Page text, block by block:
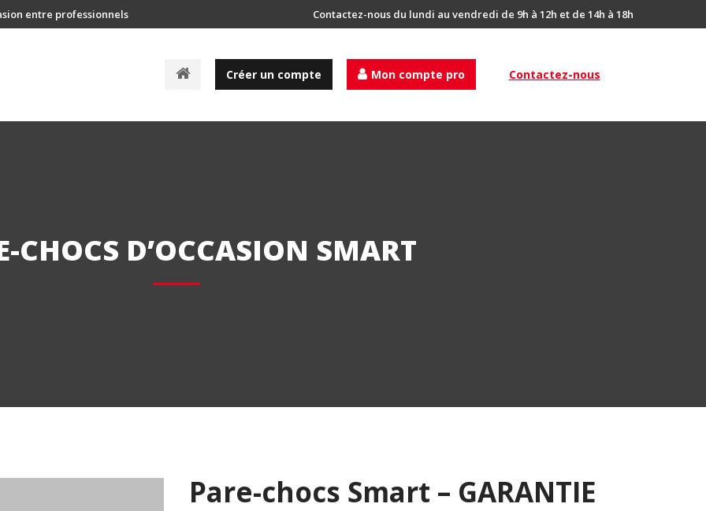
entre professionnels Contactez-nous du lundi au vendredi de 9h à 12h et de 14h à 18h
A
Créer un compte Mon compte pro Contactez-nous
CHOCS D’OCCASION SMART
Pare-chocs Smart – GARANTIE